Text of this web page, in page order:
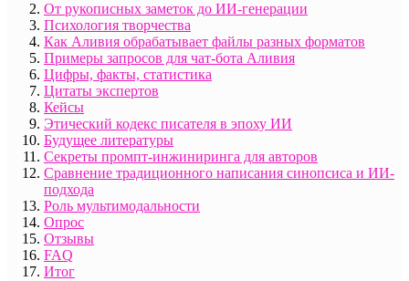
От рукописных заметок до ИИ-генерации
Психология творчества
Как Аливия обрабатывает файлы разных форматов
Примеры запросов для чат-бота Аливия
Цифры, факты, статистика
Цитаты экспертов
Кейсы
Этический кодекс писателя в эпоху ИИ
Будущее литературы
Секреты промпт-инжиниринга для авторов
Сравнение традиционного написания синопсиса и ИИ-
подхода
Роль мультимодальности
Опрос
Отзывы
FAQ
Итог